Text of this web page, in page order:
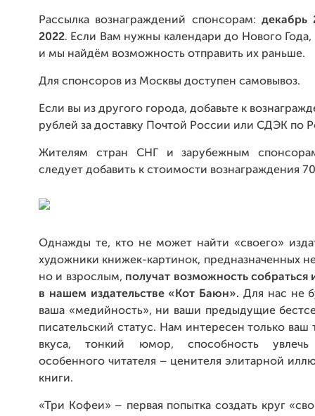
Рассылка вознаграждений спонсорам: декабрь
2022. Если Вам нужны календари до Нового
и мы найдём возможность отправить их раньше.
Для спонсоров из Москвы доступен самовывоз.
Если вы из другого города, добавьте к
рублей за доставку Почтой России или СДЭК по
Жителям стран СНГ и зарубежным
следует добавить к стоимости вознаграждения
Однажды те, кто не может найти «своего»
художники книжек-картинок, предназначенных
но и взрослым, получат возможность собраться
в нашем издательстве «Кот Баюн». Для нас не
ваша «медийность», ни ваши предыдущие
писательский статус. Нам интересен только ваш
вкуса, тонкий юмор, способность
особенного читателя – ценителя элитарной
книги.
«Три Кофеи» – первая попытка создать круг